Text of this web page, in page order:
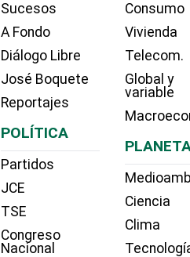
Sucesos
A Fondo
Diálogo Libre
José Boquete
Reportajes
POLÍTICA
Partidos
JCE
TSE
Congreso
Nacional
Consumo
Vivienda
Telecom.
Global y
variable
Ciencia
Clima